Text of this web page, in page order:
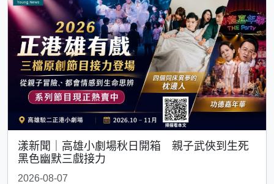
漾新聞｜高雄小劇場秋日開箱 親子武俠到生死
黑色幽默三戲接力
2026-08-07